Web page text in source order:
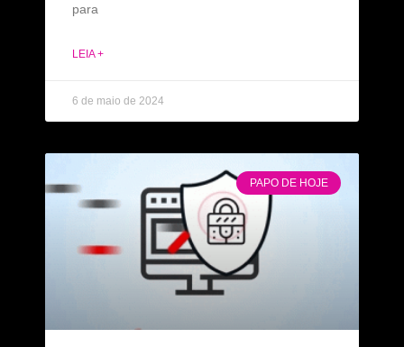
para
LEIA +
6 de maio de 2024
PAPO DE HOJE